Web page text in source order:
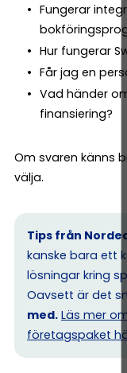
Fungerar
Hur fungerar
Får jag en
Vad händer
finansiering?
Om svaren känns
välja.
Tips från
kanske bara ett
lösningar kring
Oavsett är det
med. Läs mer
företagspaket